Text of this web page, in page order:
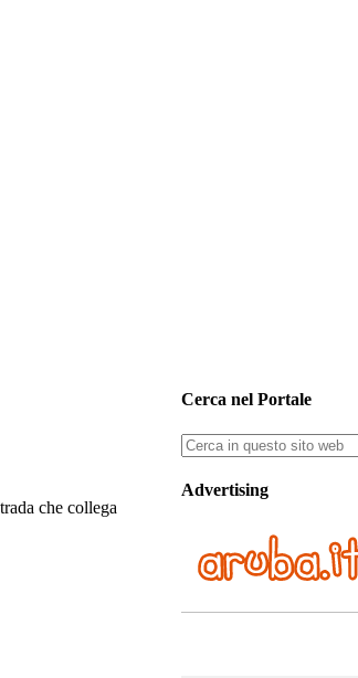
che collega
Cerca nel Portale
Advertising